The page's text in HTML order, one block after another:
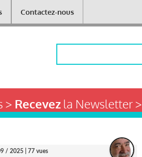
Contactez-nous
> Recevezla Newsletter >
/ 2025
| 77 vues